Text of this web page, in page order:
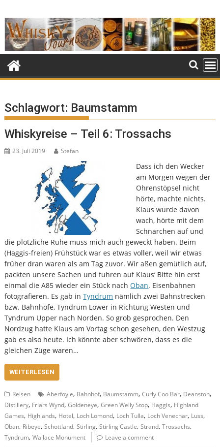
to
content
Schlagwort: Baumstamm
Whiskyreise – Teil 6: Trossachs
23. Juli 2019 Stefan
Dass ich den Wecker
am Morgen wegen der
Ohrenstöpsel nicht
hörte, machte nichts.
Klaus wurde davon
wach, hörte mit dem
Schnarchen auf und
die plötzliche Ruhe muss mich auch geweckt haben. Beim
(Haggis-freien) Frühstück war es etwas voller, weil wir etwas
früher dran waren als am Tag zuvor. Wir aßen gemütlich auf,
packten unsere Sachen und fuhren auf Klaus‘ Bitte hin erst
einmal die A85 wieder ein Stück nachOban. Eisenbahnen
fotografieren. Es gab inTyndrum nämlich zwei Bahnstrecken
bzw. Bahnhöfe, Tyndrum Lower in Richtung Westen und
Tyndrum Upper nach Norden. So grob gesprochen. Den
Nordzug hatte Klaus am Vortag schon gesehen, den Westzug
gab es also heute. Ich könnte aber schwören, dass es die
gleichen Züge waren…
WEITERLESEN
Reisen Aberfoyle, Bahnhof, Baumstamm,Curly Coo Bar, Deanston,
Distillery, Friars Wynd,Goldeneye,Green Welly Stop, Haggis, Highland
Games, Highlands, Hotel, Loch Lomond, Loch Tulla, Loch Venechar, Luss,
Oban, Ribeye,Schottland,Stirling,Stirling Castle,Strand,Trossachs,
Tyndrum,Wallace Monument Leave a comment